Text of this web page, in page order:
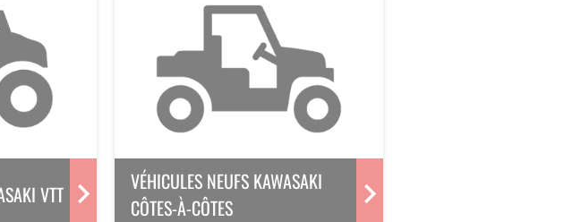
VTT
VÉHICULES NEUFS KAWASAKI
CÔTES-À-CÔTES